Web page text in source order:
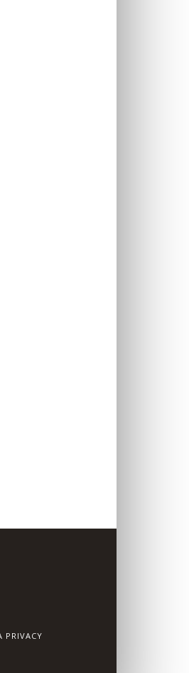
PRIVACY